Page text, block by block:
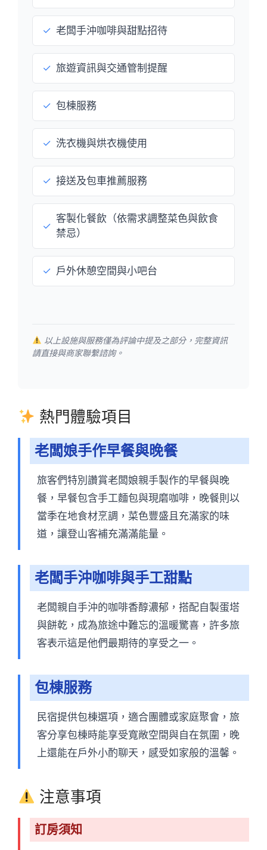
✓ 老闆手沖咖啡與甜點招待
✓ 旅遊資訊與交通管制提醒
✓ 包棟服務
✓ 洗衣機與烘衣機使用
✓ 接送及包車推薦服務
✓
客製化餐飲（依需求調整菜色與飲食
禁忌）
✓ 戶外休憩空間與小吧台
以上設施與服務僅為評論中提及之部分，完整資訊
請直接與商家聯繫諮詢。
熱門體驗項目
老闆娘手作早餐與晚餐
旅客們特別讚賞老闆娘親手製作的早餐與晚
餐，早餐包含手工麵包與現磨咖啡，晚餐則以
當季在地食材烹調，菜色豐盛且充滿家的味
道，讓登山客補充滿滿能量。
老闆手沖咖啡與手工甜點
老闆親自手沖的咖啡香醇濃郁，搭配自製蛋塔
與餅乾，成為旅途中難忘的溫暖驚喜，許多旅
客表示這是他們最期待的享受之一。
包棟服務
民宿提供包棟選項，適合團體或家庭聚會，旅
客分享包棟時能享受寬敞空間與自在氛圍，晚
上還能在戶外小酌聊天，感受如家般的溫馨。
注意事項
訂房須知